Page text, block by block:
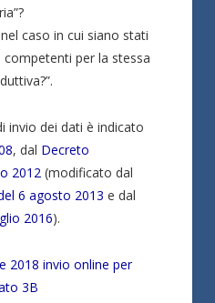
caso in cui siano stati
per la stessa
invio dei dati è indicato
, dal Decreto
2012 (modificato dal
6 agosto 2013 e dal
2016).
2018 invio online per
3B